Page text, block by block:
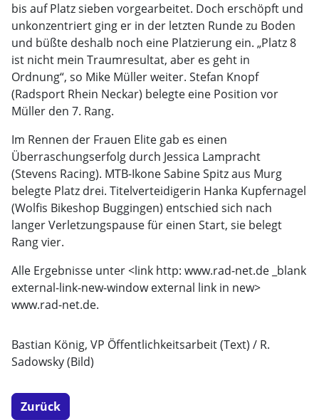
bis auf Platz sieben vorgearbeitet. Doch erschöpft und
unkonzentriert ging er in der letzten Runde zu Boden
und büßte deshalb noch eine Platzierung ein. „Platz 8
ist nicht mein Traumresultat, aber es geht in
Ordnung“, so Mike Müller weiter. Stefan Knopf
(Radsport Rhein Neckar) belegte eine Position vor
Müller den 7. Rang.
Im Rennen der Frauen Elite gab es einen
Überraschungserfolg durch Jessica Lampracht
(Stevens Racing). MTB-Ikone Sabine Spitz aus Murg
belegte Platz drei. Titelverteidigerin Hanka Kupfernagel
(Wolfis Bikeshop Buggingen) entschied sich nach
langer Verletzungspause für einen Start, sie belegt
Rang vier.
Alle Ergebnisse unter <link http: www.rad-net.de _blank
external-link-new-window external link in new>
www.rad-net.de.
Bastian König, VP Öffentlichkeitsarbeit (Text) / R.
Sadowsky (Bild)
Zurück